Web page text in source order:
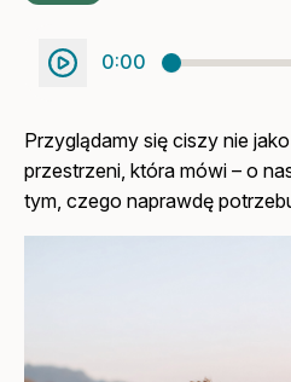
0:00
Przyglądamy się ciszy nie
przestrzeni, która mówi – o
tym, czego naprawdę